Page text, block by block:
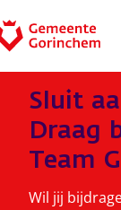
Werken
Sluit
Draag
Team
Wil jij